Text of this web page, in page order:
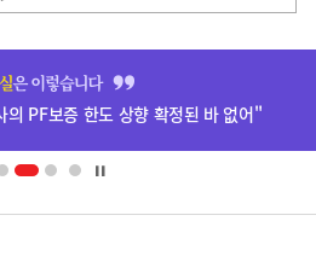
의 PF보증 한도 상향 확정된 바 없어"